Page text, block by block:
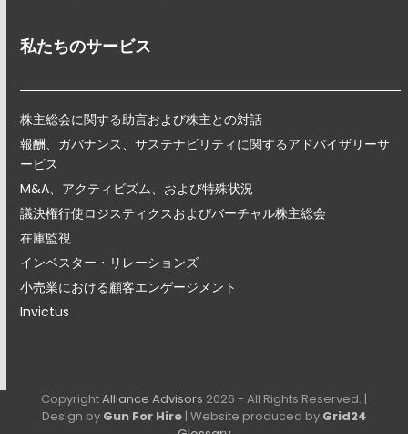
私たちのサービス
株主総会に関する助言および株主との対話
報酬、ガバナンス、サステナビリティに関するアドバイザリーサ
ービス
M&A、アクティビズム、および特殊状況
議決権行使ロジスティクスおよびバーチャル株主総会
在庫監視
インベスター・リレーションズ
小売業における顧客エンゲージメント
Invictus
CopyrightAlliance Advisors 2026 - All Rights Reserved. |
Design by Gun For Hire| Website produced by Grid24